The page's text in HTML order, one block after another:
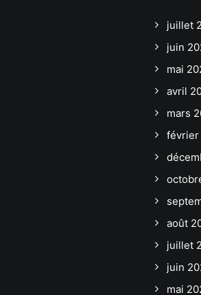
juillet
juin
mai
avril
mars
février
août
juillet
juin
mai